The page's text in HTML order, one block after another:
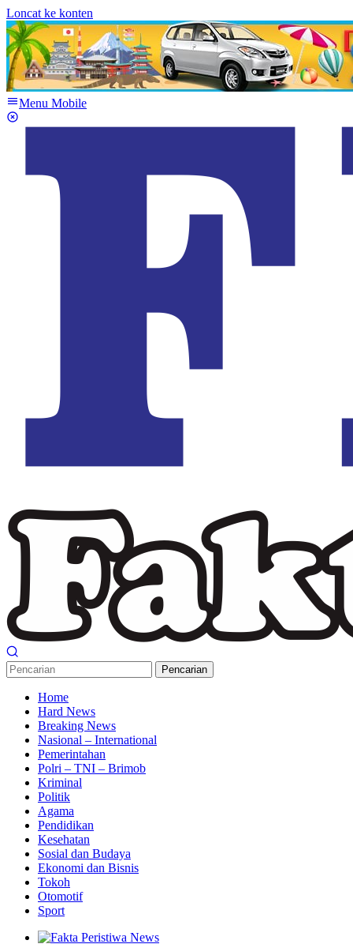
Loncat ke konten
Menu Mobile
Pencarian
Home
Hard News
Breaking News
Nasional – International
Pemerintahan
Polri – TNI – Brimob
Kriminal
Politik
Agama
Pendidikan
Kesehatan
Sosial dan Budaya
Ekonomi dan Bisnis
Tokoh
Otomotif
Sport